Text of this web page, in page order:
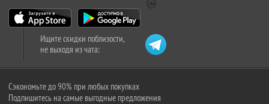
Ищите скидки поблизости,
не выходя из чата:
Сэкономьте до 90% при любых покупках
Подпишитесь на самые выгодные предложения